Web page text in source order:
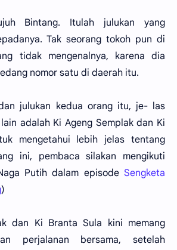
Bintang. Itulah julukan yang
Tak seorang tokoh pun di
tidak mengenalnya, karena dia
nomor satu di daerah itu.
julukan kedua orang itu, je- las
adalah Ki Ageng Semplak dan Ki
mengetahui lebih jelas tentang
ini, pembaca silakan mengikuti
Putih dalam episode Sengketa
)
dan Ki Branta Sula kini memang
perjalanan bersama, setelah